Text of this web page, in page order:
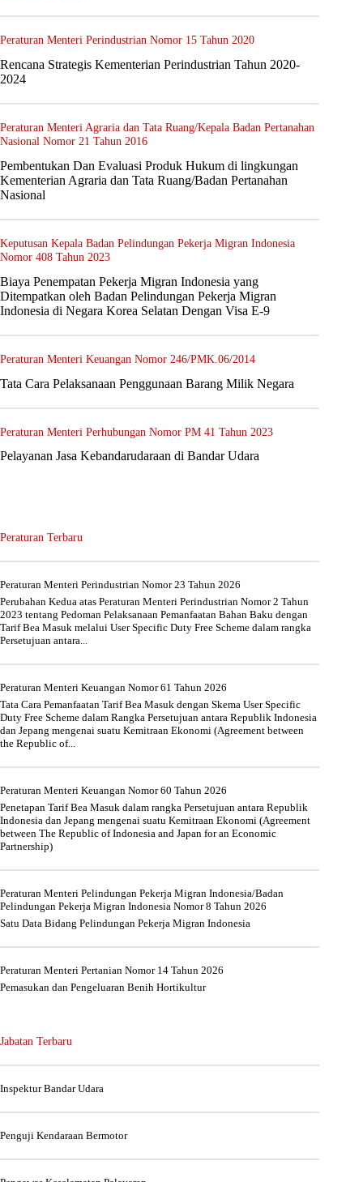
Peraturan Menteri Perindustrian Nomor 15 Tahun 2020
Rencana Strategis Kementerian Perindustrian Tahun 2020-
2024
Peraturan Menteri Agraria dan Tata Ruang/Kepala Badan Pertanahan
Nasional Nomor 21 Tahun 2016
Pembentukan Dan Evaluasi Produk Hukum di lingkungan
Kementerian Agraria dan Tata Ruang/Badan Pertanahan
Nasional
Keputusan Kepala Badan Pelindungan Pekerja Migran Indonesia
Nomor 408 Tahun 2023
Biaya Penempatan Pekerja Migran Indonesia yang
Ditempatkan oleh Badan Pelindungan Pekerja Migran
Indonesia di Negara Korea Selatan Dengan Visa E-9
Peraturan Menteri Keuangan Nomor 246/PMK.06/2014
Tata Cara Pelaksanaan Penggunaan Barang Milik Negara
Peraturan Menteri Perhubungan Nomor PM 41 Tahun 2023
Pelayanan Jasa Kebandarudaraan di Bandar Udara
Peraturan Terbaru
Peraturan Menteri Perindustrian Nomor 23 Tahun 2026
Perubahan Kedua atas Peraturan Menteri Perindustrian Nomor 2 Tahun
2023 tentang Pedoman Pelaksanaan Pemanfaatan Bahan Baku dengan
Tarif Bea Masuk melalui User Specific Duty Free Scheme dalam rangka
Persetujuan antara...
Peraturan Menteri Keuangan Nomor 61 Tahun 2026
Tata Cara Pemanfaatan Tarif Bea Masuk dengan Skema User Specific
Duty Free Scheme dalam Rangka Persetujuan antara Republik Indonesia
dan Jepang mengenai suatu Kemitraan Ekonomi (Agreement between
the Republic of...
Peraturan Menteri Keuangan Nomor 60 Tahun 2026
Penetapan Tarif Bea Masuk dalam rangka Persetujuan antara Republik
Indonesia dan Jepang mengenai suatu Kemitraan Ekonomi (Agreement
between The Republic of Indonesia and Japan for an Economic
Partnership)
Peraturan Menteri Pelindungan Pekerja Migran Indonesia/Badan
Pelindungan Pekerja Migran Indonesia Nomor 8 Tahun 2026
Satu Data Bidang Pelindungan Pekerja Migran Indonesia
Peraturan Menteri Pertanian Nomor 14 Tahun 2026
Pemasukan dan Pengeluaran Benih Hortikultur
Jabatan Terbaru
Inspektur Bandar Udara
Penguji Kendaraan Bermotor